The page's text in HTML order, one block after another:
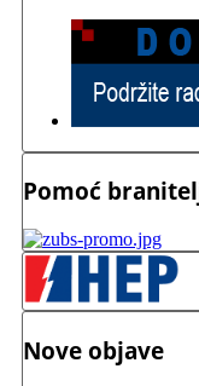
Pomoć
Nove objave